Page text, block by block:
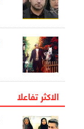
الاکثر تفاعلا